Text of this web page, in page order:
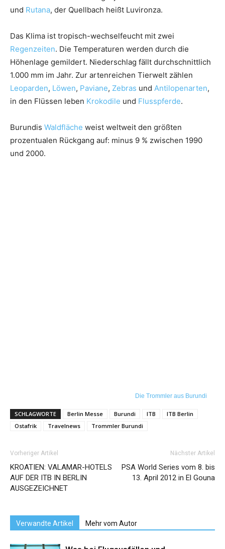
und Rutana, der Quellbach heißt Luvironza.
Das Klima ist tropisch-wechselfeucht mit zwei
Regenzeiten. Die Temperaturen werden durch die
Höhenlage gemildert. Niederschlag fällt durchschnittlich
1.000 mm im Jahr. Zur artenreichen Tierwelt zählen
Leoparden, Löwen, Paviane, Zebras und Antilopenarten,
in den Flüssen leben Krokodile und Flusspferde.
Burundis Waldfläche weist weltweit den größten
prozentualen Rückgang auf: minus 9 % zwischen 1990
und 2000.
Die Trommler aus Burundi
SCHLAGWORTE Berlin Messe Burundi ITB
ITB Berlin
Ostafrik
Travelnews Trommler Burundi
Vorheriger Artikel
KROATIEN: VALAMAR-HOTELS
AUF DER ITB IN BERLIN
AUSGEZEICHNET
Nächster Artikel
PSA World Series vom 8. bis
13. April 2012 in El Gouna
Verwandte Artikel Mehr vom Autor